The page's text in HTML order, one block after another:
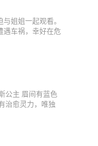
姐姐一起观看。
遇车祸，幸好在危
。 他表示，宇
公主 眉间有蓝色
治愈灵力，唯独
萧雪一人想要保